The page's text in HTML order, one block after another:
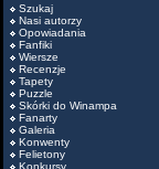
Szukaj
Nasi autorzy
Opowiadania
Fanfiki
Wiersze
Recenzje
Tapety
Puzzle
Skórki do Winampa
Fanarty
Galeria
Konwenty
Felietony
Konkursy